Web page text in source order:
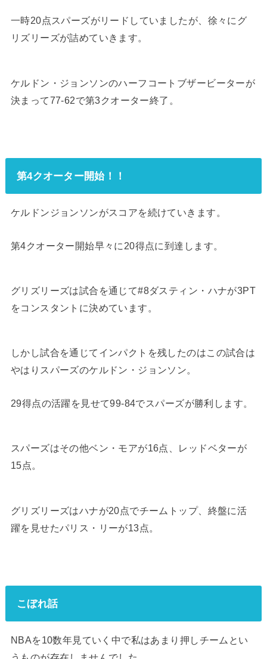
一時20点スパーズがリードしていましたが、徐々にグ
リズリーズが詰めていきます。
ケルドン・ジョンソンのハーフコートブザービーターが
決まって77-62で第3クオーター終了。
第4クオーター開始！！
ケルドンジョンソンがスコアを続けていきます。
第4クオーター開始早々に20得点に到達します。
グリズリーズは試合を通じて#8ダスティン・ハナが3PT
をコンスタントに決めています。
しかし試合を通じてインパクトを残したのはこの試合は
やはりスパーズのケルドン・ジョンソン。
29得点の活躍を見せて99-84でスパーズが勝利します。
スパーズはその他ベン・モアが16点、レッドベターが
15点。
グリズリーズはハナが20点でチームトップ、終盤に活
躍を見せたパリス・リーが13点。
こぼれ話
NBAを10数年見ていく中で私はあまり押しチームとい